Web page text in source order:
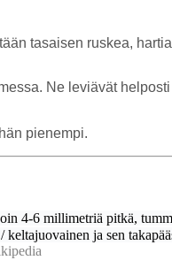
tasaisen ruskea,
Ne leviävät
pienempi.
4-6 millimetriä pitkä,
ja sen